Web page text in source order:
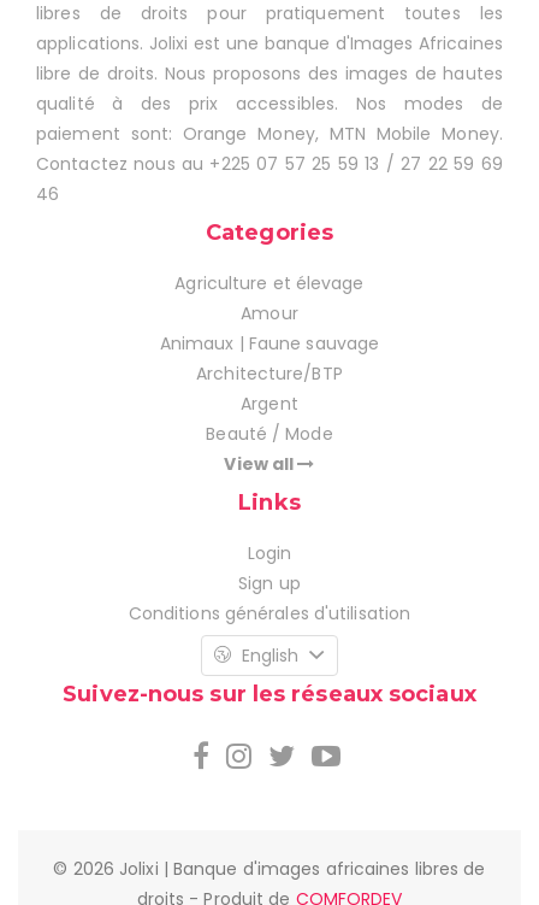
libres de droits pour pratiquement toutes les
applications. Jolixi est une banque d'Images Africaines
libre de droits. Nous proposons des images de hautes
qualité à des prix accessibles. Nos modes de
paiement sont: Orange Money, MTN Mobile Money.
Contactez nous au +225 07 57 25 59 13 / 27 22 59 69
46
Categories
Agriculture et élevage
Amour
Animaux | Faune sauvage
Architecture/BTP
Argent
Beauté / Mode
View all
Links
Login
Sign up
Conditions générales d'utilisation
English
Suivez-nous sur les réseaux sociaux
© 2026 Jolixi | Banque d'images africaines libres de
droits - Produit de COMFORDEV